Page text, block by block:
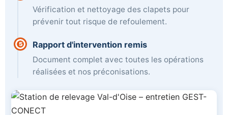
Vérification et nettoyage des clapets pour
prévenir tout risque de refoulement.
5 Rapport d'intervention remis
Document complet avec toutes les opérations
réalisées et nos préconisations.